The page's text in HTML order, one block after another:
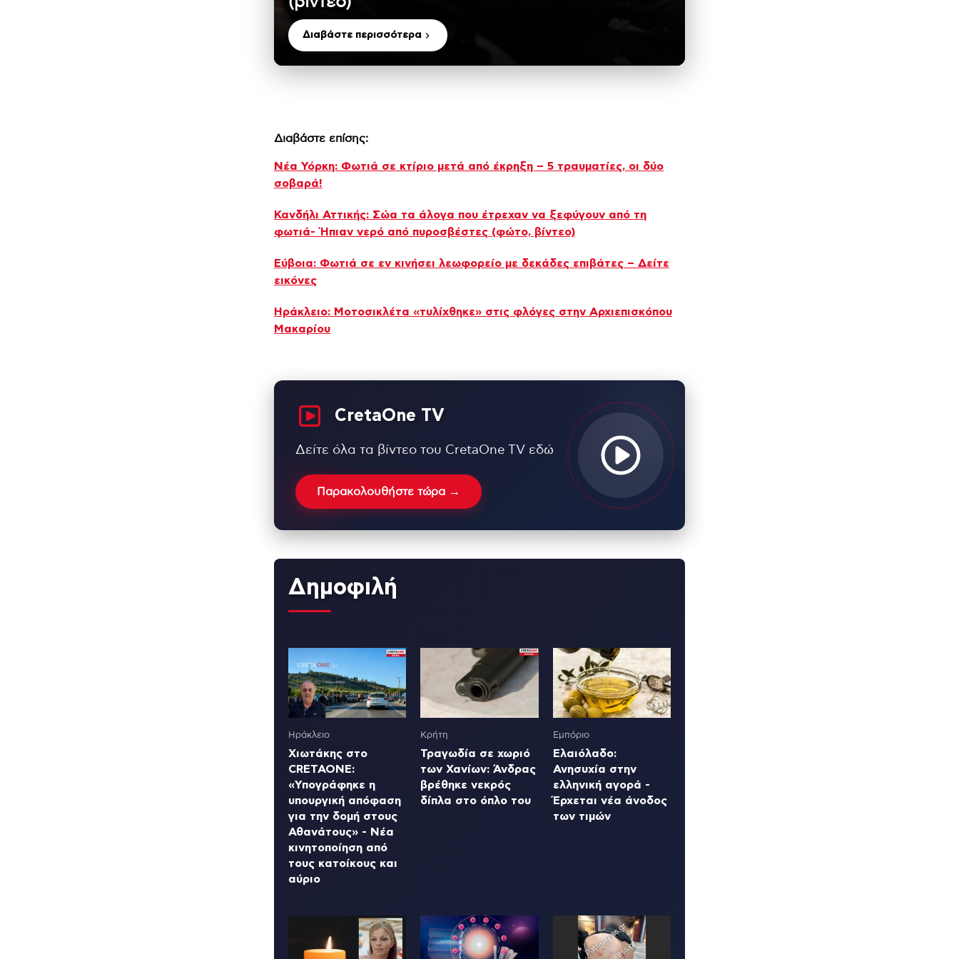
Διαβάστε περισσότερα
Διαβάστε επίσης:
Νέα Υόρκη: Φωτιά σε κτίριο μετά από έκρηξη – 5 τραυματίες, οι δύο
σοβαρά!
Κανδήλι Αττικής: Σώα τα άλογα που έτρεχαν να ξεφύγουν από τη
φωτιά- Ήπιαν νερό από πυροσβέστες (φώτο, βίντεο)
Εύβοια: Φωτιά σε εν κινήσει λεωφορείο με δεκάδες επιβάτες – Δείτε
εικόνες
Ηράκλειο: Μοτοσικλέτα «τυλίχθηκε» στις φλόγες στην Αρχιεπισκόπου
Μακαρίου
CretaOne TV
Δείτε όλα τα βίντεο του CretaOne TV εδώ
Παρακολουθήστε τώρα →
Δημοφιλή
Ηράκλειο
Χιωτάκης στο
CRETAONE:
«Υπογράφηκε η
υπουργική απόφαση
για την δομή στους
Αθανάτους» - Νέα
κινητοποίηση από
τους κατοίκους και
αύριο
Κρήτη
Τραγωδία σε χωριό
των Χανίων: Άνδρας
βρέθηκε νεκρός
δίπλα στο όπλο του
Εμπόριο
Ελαιόλαδο:
Ανησυχία στην
ελληνική αγορά -
Έρχεται νέα άνοδος
των τιμών